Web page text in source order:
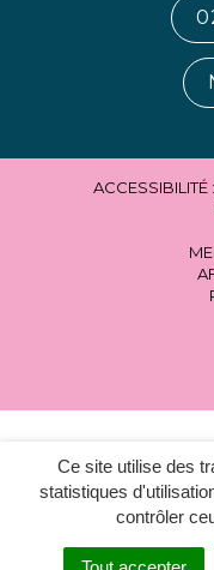
Ce site utilise des
statistiques
contrôler
ACCESSIBILITÉ